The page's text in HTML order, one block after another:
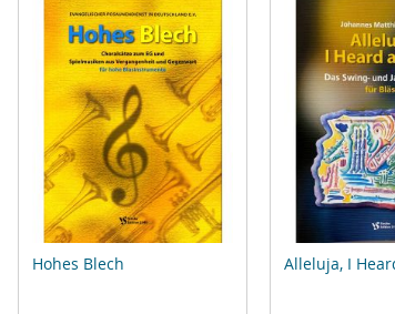
Hohes Blech Alleluja, I